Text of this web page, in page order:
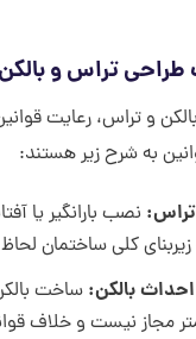
طراحی تراس و بالکن
و تراس، رعایت
به شرح زیر هستند:
تراس: نصب بارانگیر یا
کلی ساختمان
بالکن: ساخت